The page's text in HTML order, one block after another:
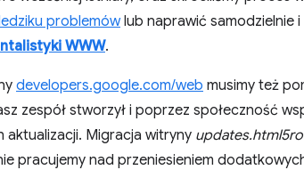
problemówlub naprawić samodzielnie
WWW.
developers.google.com/web musimy też
zespół stworzył i poprzez społeczność
aktualizacji. Migracja witryny
pracujemy nad przeniesieniem